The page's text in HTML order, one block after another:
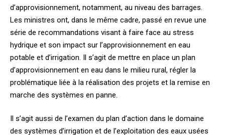
d’approvisionnement, notamment, au niveau des barrages.
Les ministres ont, dans le même cadre, passé en revue une
série de recommandations visant à faire face au stress
hydrique et son impact sur l’approvisionnement en eau
potable et d’irrigation. Il s’agit de mettre en place un plan
d’approvisionnement en eau dans le milieu rural, régler la
problématique liée à la réalisation des projets et la remise en
marche des systèmes en panne.
Il s’agit aussi de l’examen du plan d’action dans le domaine
des systèmes d’irrigation et de l’exploitation des eaux usées